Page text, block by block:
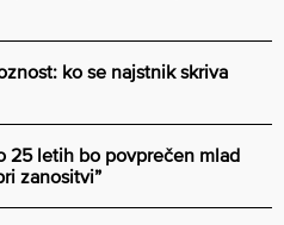
ko se najstnik skriva
25 letih bo povprečen mlad
zanositvi”